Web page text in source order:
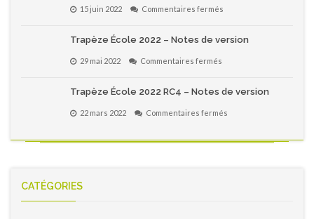
15 juin 2022 Commentaires fermés
2022
pour
les
Québec!
Trapèze École 2022 – Notes de version
29 mai 2022 Commentaires fermés
2022
Notes
version
Trapèze École 2022 RC4 – Notes de version
22 mars 2022 Commentaires fermés
2022
CATÉGORIES